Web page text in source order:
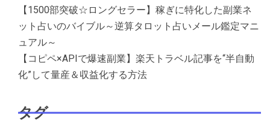
【1500部突破☆ロングセラー】稼ぎに特化した副業ネ
ット占いのバイブル～逆算タロット占いメール鑑定マニ
ュアル～
【コピペ×APIで爆速副業】楽天トラベル記事を“半自動
化”して量産＆収益化する方法
タグ